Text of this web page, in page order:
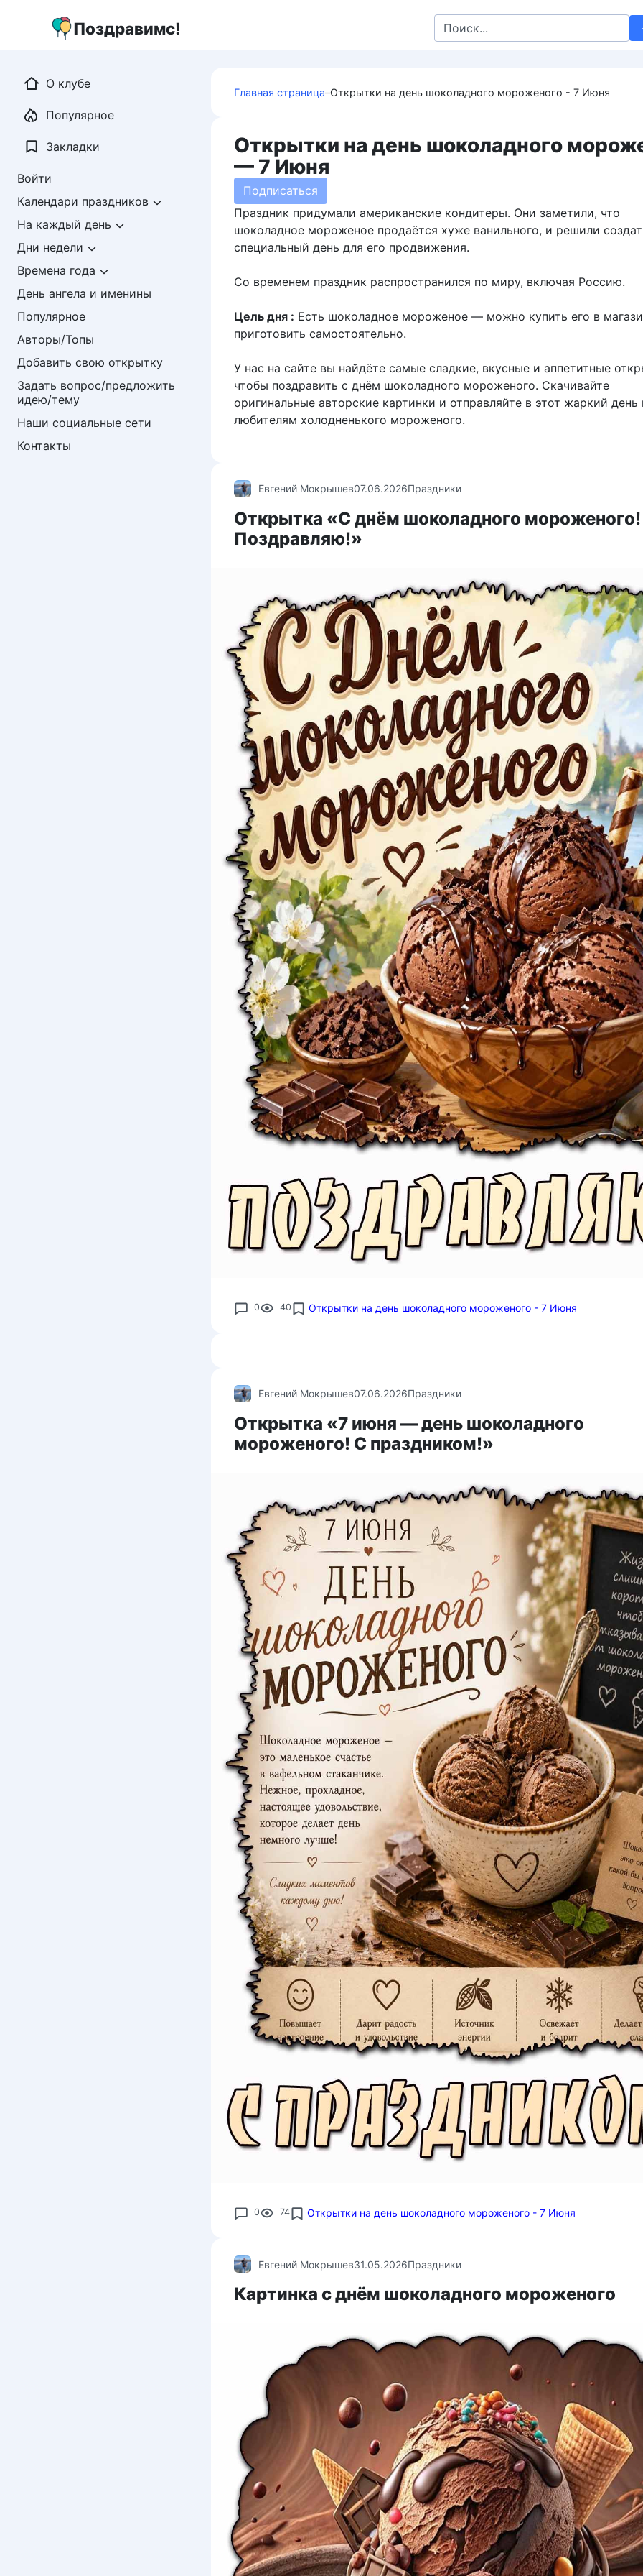
Поздравимс!
Search
for:
Главная страница–Открытки на день шоколадного мороженого - 7 Июня
Открытки на день шоколадного
— 7 Июня
Подписаться
Праздник придумали американские кондитеры. Они заметили, что
шоколадное мороженое продаётся хуже ванильного, и решили
специальный день для его продвижения.
Со временем праздник распространился по миру, включая Россию.
Цель дня : Есть шоколадное мороженое — можно купить его в
приготовить самостоятельно.
У нас на сайте вы найдёте самые сладкие, вкусные и аппетитные
чтобы поздравить с днём шоколадного мороженого. Скачивайте
оригинальные авторские картинки и отправляйте в этот жаркий день
любителям холодненького мороженого.
Евгений Мокрышев07.06.2026Праздники
Открытка «С днём шоколадного мороженого!
Поздравляю!»
0 40 Открытки на день шоколадного мороженого - 7 Июня
Евгений Мокрышев07.06.2026Праздники
Открытка «7 июня — день шоколадного
мороженого! С праздником!»
0 74 Открытки на день шоколадного мороженого - 7 Июня
Евгений Мокрышев31.05.2026Праздники
Картинка с днём шоколадного мороженого
О клубе
Популярное
Закладки
Войти
Календари праздников
На каждый день
Дни недели
Времена года
День ангела и именины
Популярное
Авторы/Топы
Добавить свою открытку
Задать вопрос/предложить
идею/тему
Наши социальные сети
Контакты